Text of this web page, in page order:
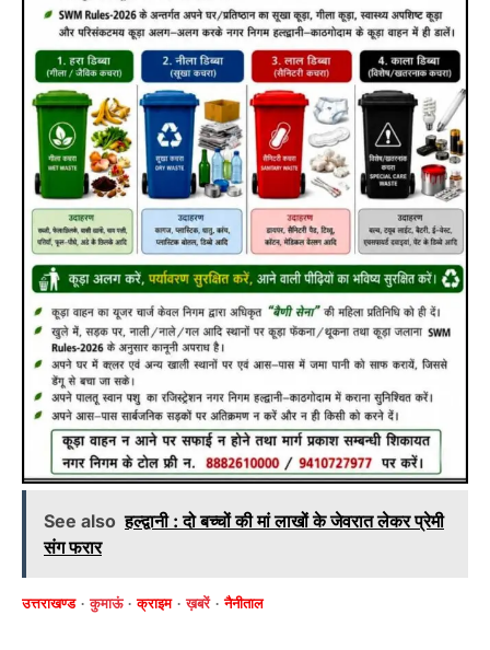
See also हल्द्वानी : दो बच्चों की मां लाखों के जेवरात लेकर प्रेमी
संग फरार
उत्तराखण्ड कुमाऊं क्राइम ख़बरें नैनीताल